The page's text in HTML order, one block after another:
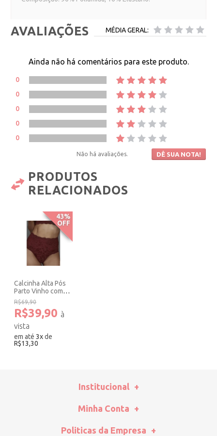
AVALIAÇÕES MÉDIA GERAL:
Ainda não há comentários para este produto.
0
0
0
0
0
Não há avaliações. DÊ SUA NOTA!
PRODUTOS
RELACIONADOS
43%
OFF
Calcinha Alta Pós
Parto Vinho com
Amêndoa. Amari
R$69,90
R$39,90
em até3xde
R$13,30
Institucional
Minha Conta
Politicas da Empresa